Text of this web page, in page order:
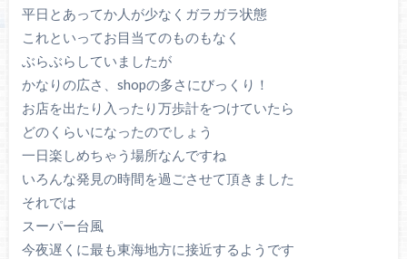
平日とあってか人が少なくガラガラ状態
これといってお目当てのものもなく
ぶらぶらしていましたが
かなりの広さ、shopの多さにびっくり！
お店を出たり入ったり万歩計をつけていたら
どのくらいになったのでしょう
一日楽しめちゃう場所なんですね
いろんな発見の時間を過ごさせて頂きました
それでは
スーパー台風
今夜遅くに最も東海地方に接近するようです